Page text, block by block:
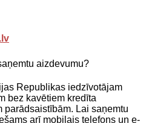
aizdevumu?
Republikas iedzīvotājam
bez kavētiem kredīta
parādsaistībām. Lai saņemtu
arī mobilais telefons un e-